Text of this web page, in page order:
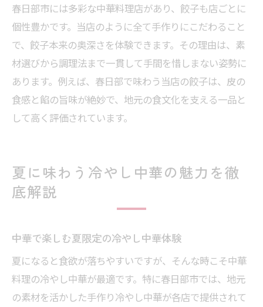
春日部市には多彩な中華料理店があり、餃子も店ごとに
個性豊かです。当店のように全て手作りにこだわること
で、餃子本来の奥深さを体験できます。その理由は、素
材選びから調理法まで一貫して手間を惜しまない姿勢に
あります。例えば、春日部で味わう当店の餃子は、皮の
食感と餡の旨味が絶妙で、地元の食文化を支える一品と
して高く評価されています。
夏に味わう冷やし中華の魅力を徹
底解説
中華で楽しむ夏限定の冷やし中華体験
夏になると食欲が落ちやすいですが、そんな時こそ中華
料理の冷やし中華が最適です。特に春日部市では、地元
の素材を活かした手作り冷やし中華が各店で提供されて